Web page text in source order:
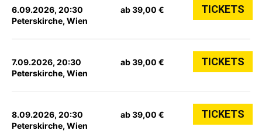
6.09.2026, 20:30
Peterskirche, Wien
ab 39,00 € TICKETS
7.09.2026, 20:30
Peterskirche, Wien
ab 39,00 € TICKETS
8.09.2026, 20:30
Peterskirche, Wien
ab 39,00 € TICKETS